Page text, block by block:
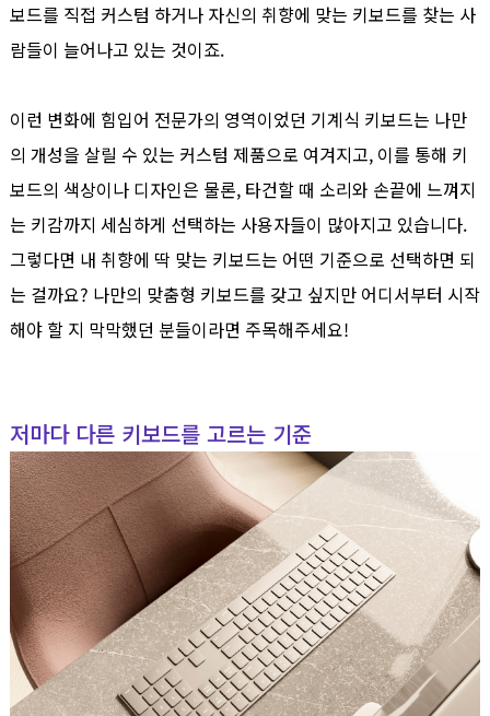
보드를 직접 커스텀 하거나 자신의 취향에 맞는 키보드를 찾는 사
람들이 늘어나고 있는 것이죠.
이런 변화에 힘입어 전문가의 영역이었던 기계식 키보드는 나만
의 개성을 살릴 수 있는 커스텀 제품으로 여겨지고, 이를 통해 키
보드의 색상이나 디자인은 물론, 타건할 때 소리와 손끝에 느껴지
는 키감까지 세심하게 선택하는 사용자들이 많아지고 있습니다.
그렇다면 내 취향에 딱 맞는 키보드는 어떤 기준으로 선택하면 되
는 걸까요? 나만의 맞춤형 키보드를 갖고 싶지만 어디서부터 시작
해야 할 지 막막했던 분들이라면 주목해주세요!
저마다 다른 키보드를 고르는 기준